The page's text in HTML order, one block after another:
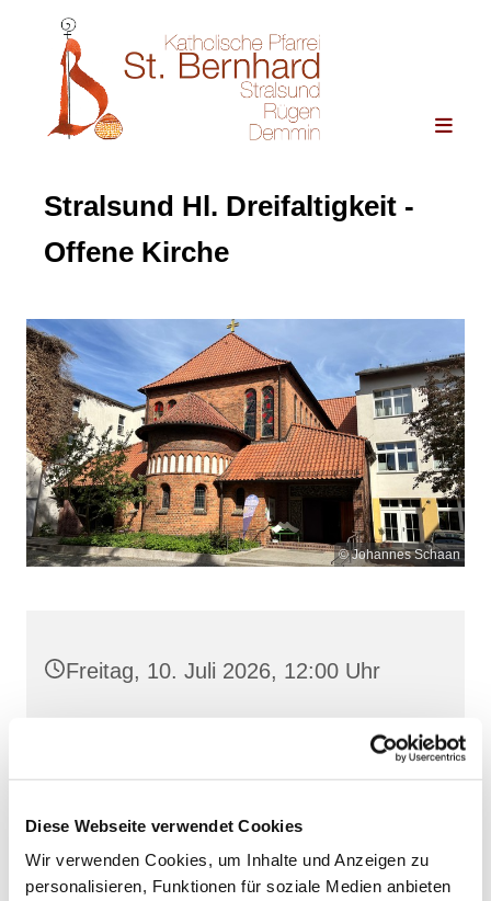
Diese Webseite verwendet Cookies
Wir verwenden Cookies, um Inhalte und Anzeigen zu
personalisieren, Funktionen für soziale Medien anbieten
Stralsund Hl. Dreifaltigkeit -
Offene Kirche
© Johannes Schaan
Freitag, 10. Juli 2026, 12:00 Uhr